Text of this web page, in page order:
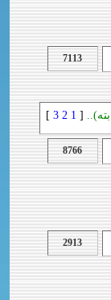
7113
[
1
2
3
]
8766
2913